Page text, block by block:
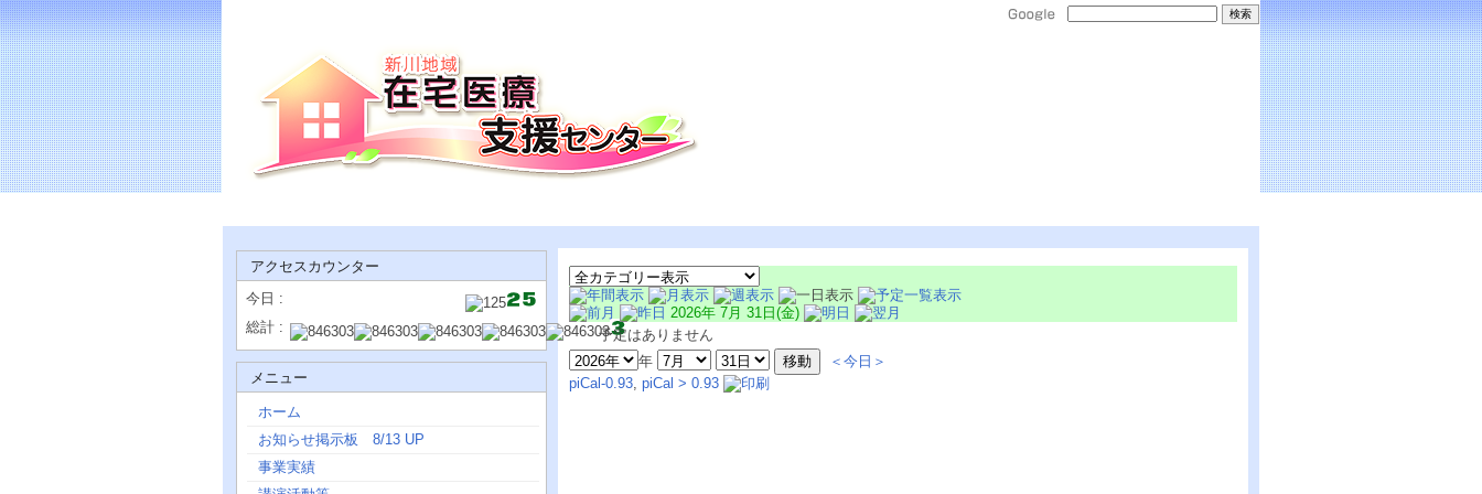
アクセスカウンター
今日 :
総計 :
メニュー
ホーム
お知らせ掲示板 8/13 UP
事業実績
2026年 7月 31日(金)
予定はありません
年
＜今日＞
piCal-0.93, piCal > 0.93